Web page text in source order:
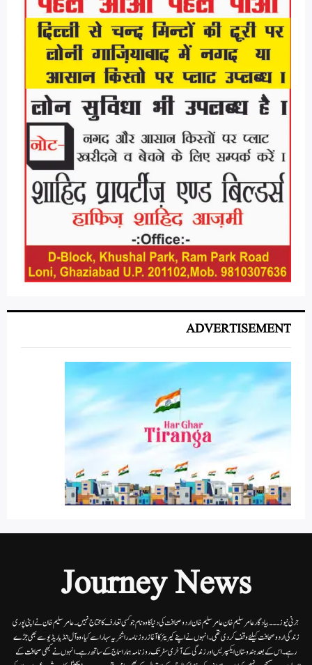
ADVERTISEMENT
Journey News
جرنی نیوز۔۔۔بیاد گار عامر سلیم خان عامر سلیم خان اردوصحافت کی دنیا کاوہ نام جو کسی تعارف کا محتاج نہیں۔عامرسلیم خان نے اپنی پوری
زندگی اردوصحافت کیلئے وقف کردی تھی۔انہوں نے اپنے کیریئر کا آغاز روزنامہ راشٹریہ سہارا سے کیا،وہ آل انڈیا ریڈیوسے بھی جڑے
رہے۔ اس کے بعد ہندوستان ایکسپریس اور زندگی کے آخری سفر تک روزنامہ ہمارا سماج کے ساتھ رہے۔ انہوں نے کبھی صحافت کے